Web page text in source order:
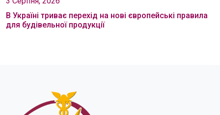
В Україні триває перехід на нові європейські правила
для будівельної продукції